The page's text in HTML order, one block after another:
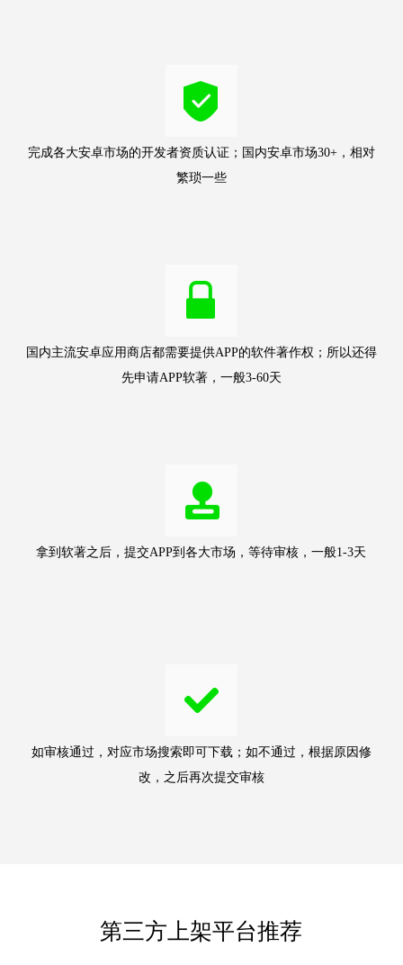
完成各大安卓市场的开发者资质认证；国内安卓市场30+，相对
繁琐一些
国内主流安卓应用商店都需要提供APP的软件著作权；所以还得
先申请APP软著，一般3-60天
拿到软著之后，提交APP到各大市场，等待审核，一般1-3天
如审核通过，对应市场搜索即可下载；如不通过，根据原因修
改，之后再次提交审核
第三方上架平台推荐